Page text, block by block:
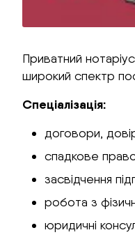
Приватний нотаріус
широкий спектр
Спеціалізація:
договори,
спадкове
засвідчення
робота з
юридичні